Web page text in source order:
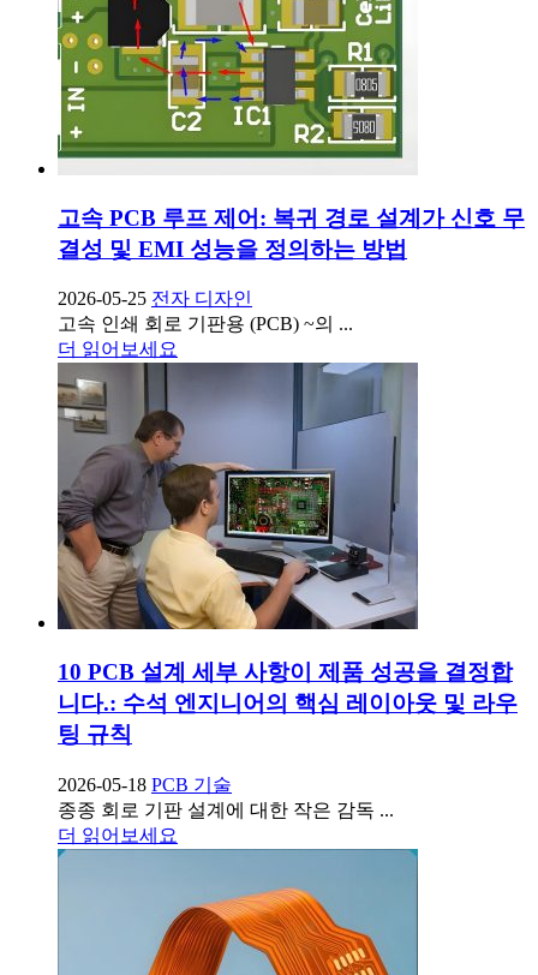
고속 PCB 루프 제어: 복귀 경로 설계가 신호 무
결성 및 EMI 성능을 정의하는 방법
2026-05-25 전자 디자인
고속 인쇄 회로 기판용 (PCB) ~의 ...
더 읽어보세요
10 PCB 설계 세부 사항이 제품 성공을 결정합
니다.: 수석 엔지니어의 핵심 레이아웃 및 라우
팅 규칙
2026-05-18 PCB 기술
종종 회로 기판 설계에 대한 작은 감독 ...
더 읽어보세요